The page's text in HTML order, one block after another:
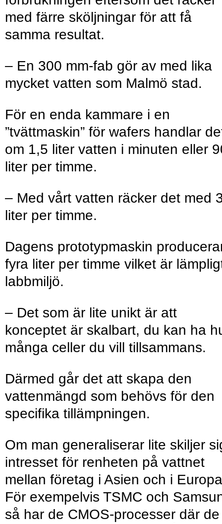
med färre sköljningar för att få
samma resultat.
– En 300 mm-fab gör av med lika
mycket vatten som Malmö stad.
För en enda kammare i en
”tvättmaskin” för wafers handlar
om 1,5 liter vatten i minuten eller
liter per timme.
– Med vårt vatten räcker det med
liter per timme.
Dagens prototypmaskin
fyra liter per timme vilket är
labbmiljö.
– Det som är lite unikt är att
konceptet är skalbart, du kan ha
många celler du vill tillsammans.
Därmed går det att skapa den
vattenmängd som behövs för den
specifika tillämpningen.
Om man generaliserar lite skiljer
intresset för renheten på vattnet
mellan företag i Asien och i
För exempelvis TSMC och
så har de CMOS-processer där de